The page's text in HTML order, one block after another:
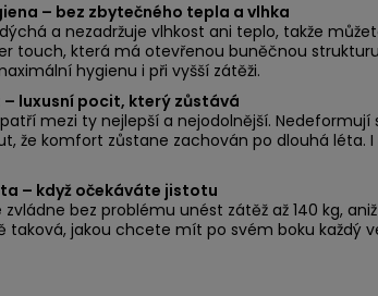
– bez zbytečného tepla a vlhka
a nezadržuje vlhkost ani teplo, takže
touch, která má otevřenou buněčnou
hygienu i při vyšší zátěži.
luxusní pocit, který zůstává
mezi ty nejlepší a nejodolnější. Nedeformují
že komfort zůstane zachován po dlouhá
– když očekáváte jistotu
bez problému unést zátěž až 140 kg,
taková, jakou chcete mít po svém boku každý